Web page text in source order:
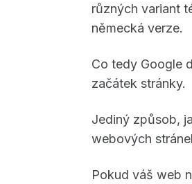
různých variant
německá verze.
Co tedy Google
začátek stránky.
Jediný způsob,
webových
Pokud váš web